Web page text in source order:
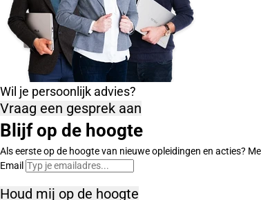
Wil je persoonlijk advies?
Vraag een gesprek aan
Blijf op de hoogte
Als eerste op de hoogte van nieuwe opleidingen en acties?
Email
Houd mij op de hoogte